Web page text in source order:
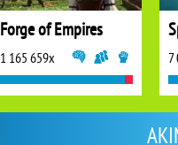
Forge of Empires
1 165 659x 7